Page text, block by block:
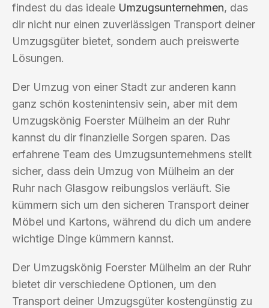
findest du das ideale Umzugsunternehmen, das
dir nicht nur einen zuverlässigen Transport deiner
Umzugsgüter bietet, sondern auch preiswerte
Lösungen.
Der Umzug von einer Stadt zur anderen kann
ganz schön kostenintensiv sein, aber mit dem
Umzugskönig Foerster Mülheim an der Ruhr
kannst du dir finanzielle Sorgen sparen. Das
erfahrene Team des Umzugsunternehmens stellt
sicher, dass dein Umzug von Mülheim an der
Ruhr nach Glasgow reibungslos verläuft. Sie
kümmern sich um den sicheren Transport deiner
Möbel und Kartons, während du dich um andere
wichtige Dinge kümmern kannst.
Der Umzugskönig Foerster Mülheim an der Ruhr
bietet dir verschiedene Optionen, um den
Transport deiner Umzugsgüter kostengünstig zu